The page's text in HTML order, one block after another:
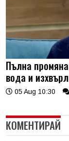
Пълна
вода и
05 Aug 10:30
КОМЕНТИРАЙ